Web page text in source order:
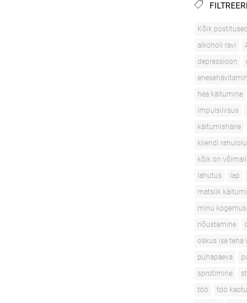
Kõik postitused
alkoholi ravi
depressioon
hea käitumine
impulsiivsus
käitumishäire
kliendi rahulolu
kõik on
lahutus
lap
matslik
minu kogemus
nõustamine
oskus ise teha
pühapäeva
sprotimine
töö
töö